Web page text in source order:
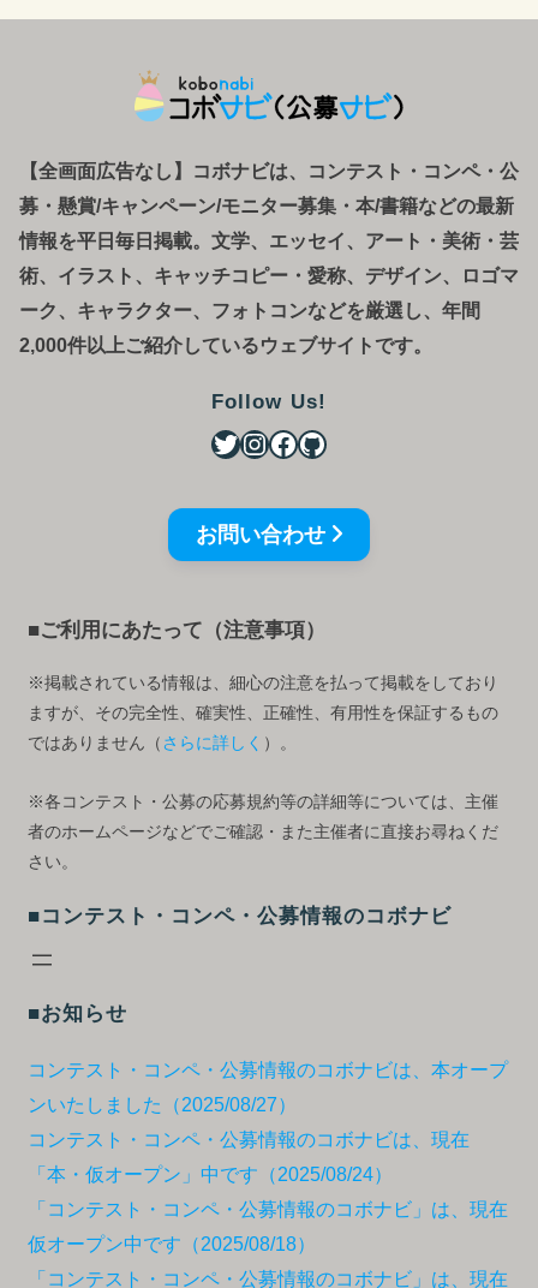
【全画面広告なし】コボナビは、コンテスト・コンペ・ 公
募 ・ 懸賞/キャンペーン/モニター募集・本/書籍などの最新
情報を平日毎日掲載。文学、エッセイ、アート・美術・芸
術、イラスト、キャッチコピー・愛称、デザイン、ロゴマ
ーク、キャラクター、フォトコンなどを厳選し、年間
2,000件以上ご紹介しているウェブサイトです。
Follow Us!
お問い合わせ
■ご利用にあたって（注意事項）
※掲載されている情報は、細心の注意を払って掲載をしており
ますが、その完全性、確実性、正確性、有用性を保証するもの
ではありません（ さらに詳しく ）。
※各コンテスト・公募の応募規約等の詳細等については、主催
者のホームページなどでご確認・また主催者に直接お尋ねくだ
さい。
■コンテスト・コンペ・公募情報のコボナビ
■お知らせ
コンテスト・コンペ・公募情報のコボナビは、本オープ
ンいたしました（2025/08/27）
コンテスト・コンペ・公募情報のコボナビは、現在
「本・仮オープン」中です（2025/08/24）
「コンテスト・コンペ・公募情報のコボナビ」は、現在
仮オープン中です（2025/08/18）
「コンテスト・コンペ・公募情報のコボナビ」は、現在